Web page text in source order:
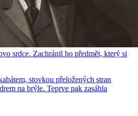
srdce. Zachránil ho předmět, který si
stovkou přeložených stran
na brýle. Teprve pak zasáhla